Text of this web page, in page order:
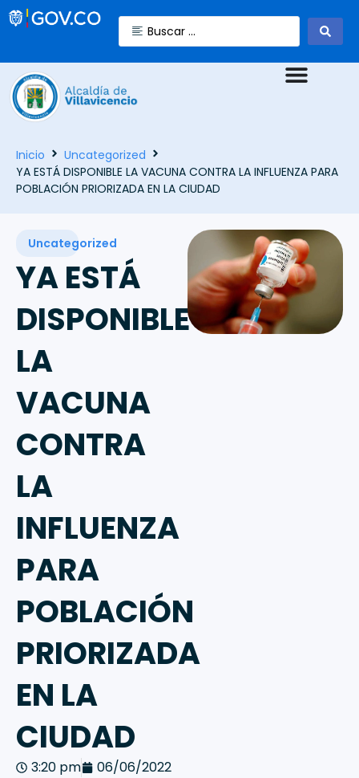
Inicio
Uncategorized
YA ESTÁ DISPONIBLE LA VACUNA CONTRA LA INFLUENZA PARA
POBLACIÓN PRIORIZADA EN LA CIUDAD
Uncategorized
YA ESTÁ
DISPONIBLE
LA
VACUNA
CONTRA
LA
INFLUENZA
PARA
POBLACIÓN
PRIORIZADA
EN LA
CIUDAD
3:20 pm 06/06/2022